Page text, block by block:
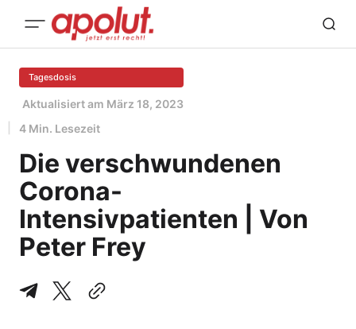
Tagesdosis
Aktualisiert am März 18, 2023
4 Min. Lesezeit
Die verschwundenen
Corona-
Intensivpatienten | Von
Peter Frey